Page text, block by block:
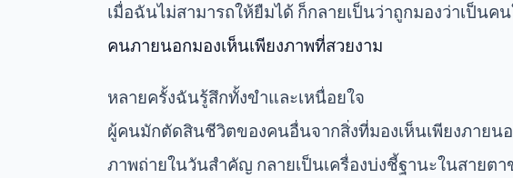
เมื่อฉันไม่สามารถให้ยืมได้ ก็กลายเป็นว่าถูกมองว่าเป็น
คนภายนอกมองเห็นเพียงภาพที่สวยงาม
หลายครั้งฉันรู้สึกทั้งขำและเหนื่อยใจ
ผู้คนมักตัดสินชีวิตของคนอื่นจากสิ่งที่มองเห็นเพียงภา
ภาพถ่ายในวันสำคัญ กลายเป็นเครื่องบ่งชี้ฐานะในสายต